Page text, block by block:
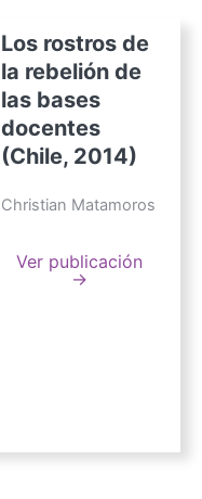
Los rostros de
la rebelión de
las bases
docentes
(Chile, 2014)
Christian Matamoros
Ver publicación
→